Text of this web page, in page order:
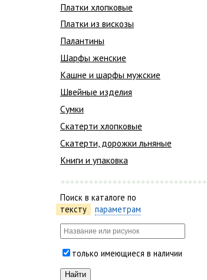
Платки хлопковые
Платки из вискозы
Палантины
Шарфы женские
Кашне и шарфы мужские
Швейные изделия
Сумки
Скатерти хлопковые
Скатерти, дорожки льняные
Книги и упаковка
Поиск в каталоге по
тексту
параметрам
только имеющиеся в наличии